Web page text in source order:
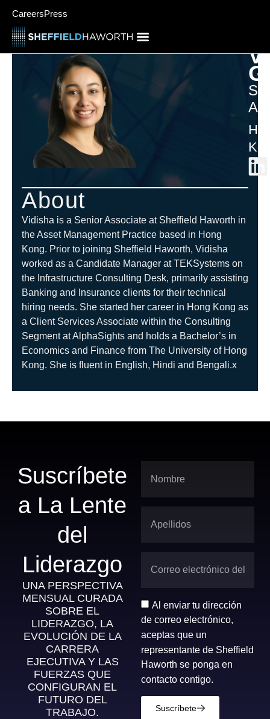
CareersPress
About
Vidisha is a Senior Associate at Sheffield Haworth in
the Asset Management Practice based in Hong
Kong. Prior to joining Sheffield Haworth, Vidisha
worked as a Candidate Manager at TEKSystems on
the Infrastructure Consulting Desk, primarily assisting
Banking and Insurance clients for their technical
hiring needs. She started her career in Hong Kong as
a Client Services Associate within the Consulting
Segment at AlphaSights and holds a Bachelor’s in
Economics and Finance from The University of Hong
Kong. She is fluent in English, Hindi and Bengali.x
Suscríbete
a La Lente
del
Liderazgo
UNA PERSPECTIVA
MENSUAL CURADA
SOBRE EL
LIDERAZGO, LA
EVOLUCIÓN DE LA
CARRERA
EJECUTIVA Y LAS
FUERZAS QUE
CONFIGURAN EL
FUTURO DEL
TRABAJO.
Al enviar tu dirección
de correo electrónico,
aceptas que un
representante de Sheffield
Haworth se ponga en
contacto contigo.
Suscríbete